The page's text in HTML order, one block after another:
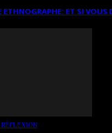
ETHNOGRAPHE: ET SI